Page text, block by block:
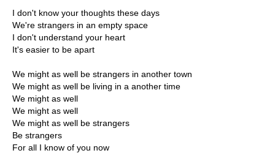
I don't know your thoughts these days
We're strangers in an empty space
I don't understand your heart
It's easier to be apart
We might as well be strangers in another town
We might as well be living in a another time
We might as well
We might as well
We might as well be strangers
Be strangers
For all I know of you now